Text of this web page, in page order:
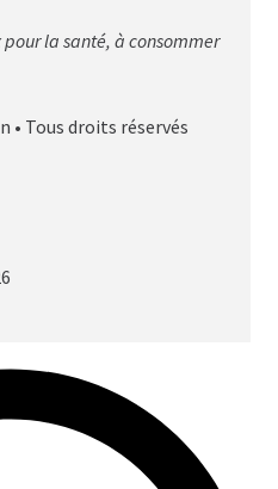
la santé, à consommer
• Tous droits réservés